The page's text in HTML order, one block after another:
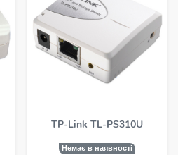
TP-Link TL-PS310U
Немає в наявності